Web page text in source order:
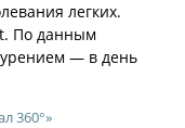
легких.
По данным
— в день
360°»